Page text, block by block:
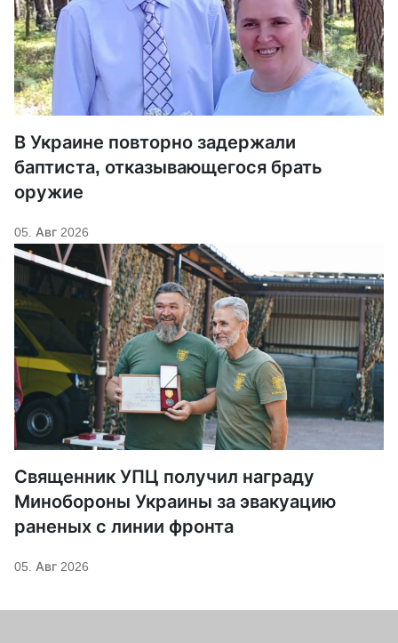
В Украине повторно задержали
баптиста, отказывающегося брать
оружие
05. Авг 2026
Священник УПЦ получил награду
Минобороны Украины за эвакуацию
раненых с линии фронта
05. Авг 2026